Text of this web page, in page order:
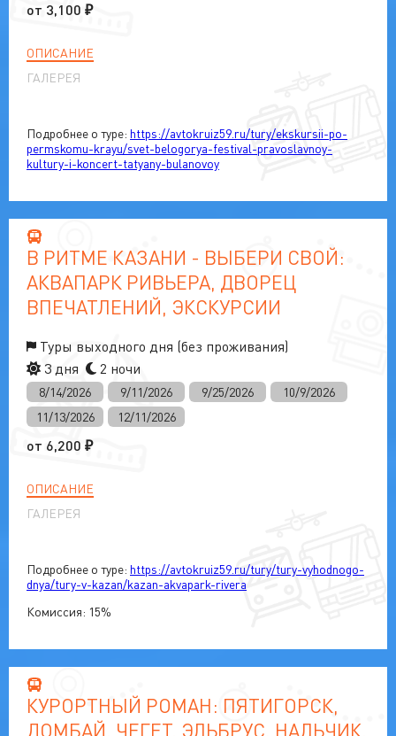
от 3,100 ₽
ОПИСАНИЕ
ГАЛЕРЕЯ
Подробнее о туре: https://avtokruiz59.ru/tury/ekskursii-po-
permskomu-krayu/svet-belogorya-festival-pravoslavnoy-
kultury-i-koncert-tatyany-bulanovoy
В РИТМЕ КАЗАНИ - ВЫБЕРИ СВОЙ:
АКВАПАРК РИВЬЕРА, ДВОРЕЦ
ВПЕЧАТЛЕНИЙ, ЭКСКУРСИИ
Туры выходного дня (без проживания)
3 дня
2 ночи
8/14/2026 9/11/2026 9/25/2026
10/9/2026
11/13/2026
12/11/2026
от 6,200 ₽
ОПИСАНИЕ
ГАЛЕРЕЯ
Подробнее о туре: https://avtokruiz59.ru/tury/tury-vyhodnogo-
dnya/tury-v-kazan/kazan-akvapark-rivera
Комиссия: 15%
КУРОРТНЫЙ РОМАН: ПЯТИГОРСК,
ДОМБАЙ, ЧЕГЕТ, ЭЛЬБРУС, НАЛЬЧИК,